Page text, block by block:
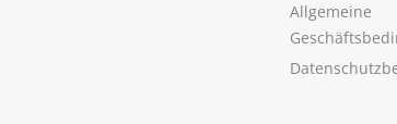
Allgemeine